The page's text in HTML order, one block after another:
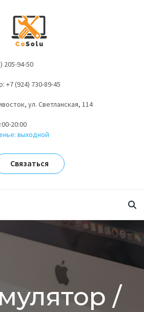
205-94-50
+7 (924) 730-89-45
ул. Светланская, 114
20:00
выходной
Связаться
/